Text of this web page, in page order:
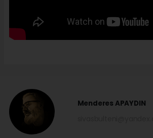
Menderes APAYDIN